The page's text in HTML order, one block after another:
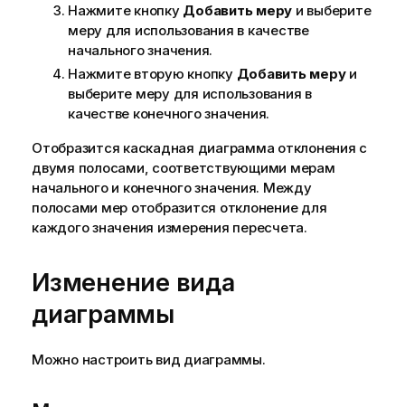
Нажмите кнопку Добавить меру и выберите
меру для использования в качестве
начального значения.
Нажмите вторую кнопку Добавить меруи
выберите меру для использования в
качестве конечного значения.
Отобразится каскадная диаграмма отклонения с
двумя полосами, соответствующими мерам
начального и конечного значения. Между
полосами мер отобразится отклонение для
каждого значения измерения пересчета.
Изменение вида
диаграммы
Можно настроить вид диаграммы.